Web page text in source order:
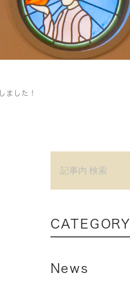
ました！
CATEGORY
News